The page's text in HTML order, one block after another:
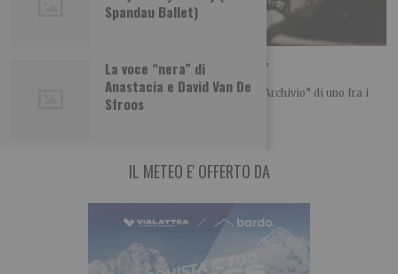
Spandau Ballet)
La voce “nera” di
Anastacia e David Van De
Sfroos
“Mario Dondero. Inediti”. Al “Forte di Bard”
Le fotografie inedite, in bianco e nero, tratte dall’“Archivio” di uno fra i
massimi fotografi e
IL METEO E' OFFERTO DA